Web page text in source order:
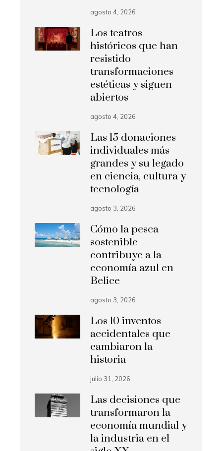
agosto 4, 2026
Los teatros
históricos que han
resistido
transformaciones
estéticas y siguen
abiertos
agosto 4, 2026
Las 15 donaciones
individuales más
grandes y su legado
en ciencia, cultura y
tecnología
agosto 3, 2026
Cómo la pesca
sostenible
contribuye a la
economía azul en
Belice
agosto 3, 2026
Los 10 inventos
accidentales que
cambiaron la
historia
julio 31, 2026
Las decisiones que
transformaron la
economía mundial y
la industria en el